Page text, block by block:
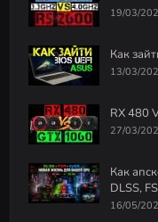
19/03/
Как
13/03/
RX 480
27/03/
Как
DLSS,
16/05/